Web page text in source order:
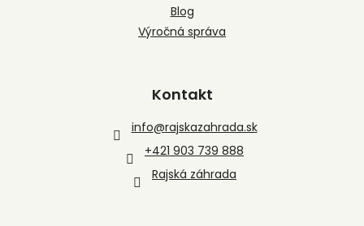
Blog
Výročná správa
Kontakt
info@rajskazahrada.sk
+421 903 739 888
Rajská záhrada